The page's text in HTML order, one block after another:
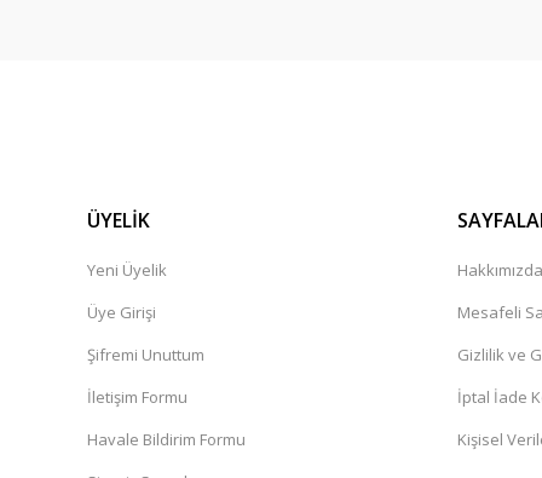
ÜYELİK
Yeni Üyelik
Üye Girişi
Şifremi Unuttum
İletişim Formu
Havale Bildirim Formu
Hakkımızda
Mesafeli
Gizlilik ve
İptal İade
Kişisel